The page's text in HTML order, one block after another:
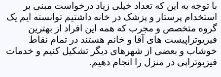
با توجه به این که تعداد خیلی زیاد درخواست مبنی بر
استخدام پرستار و پزشک در خانه داشتیم توانسته ایم یک
گروه متخصص و مجرب که همه این افراد از بهترین
فیزیوتراپیست های آقا و خانم هستند در تمام نقاط
خوشاب و بعضی از شهرهای دیگر تشکیل کنیم و خدمات
فیزیوتراپی در منزل را انجام دهیم.